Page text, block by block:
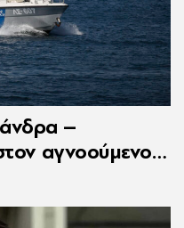
–
αγνοούμενο